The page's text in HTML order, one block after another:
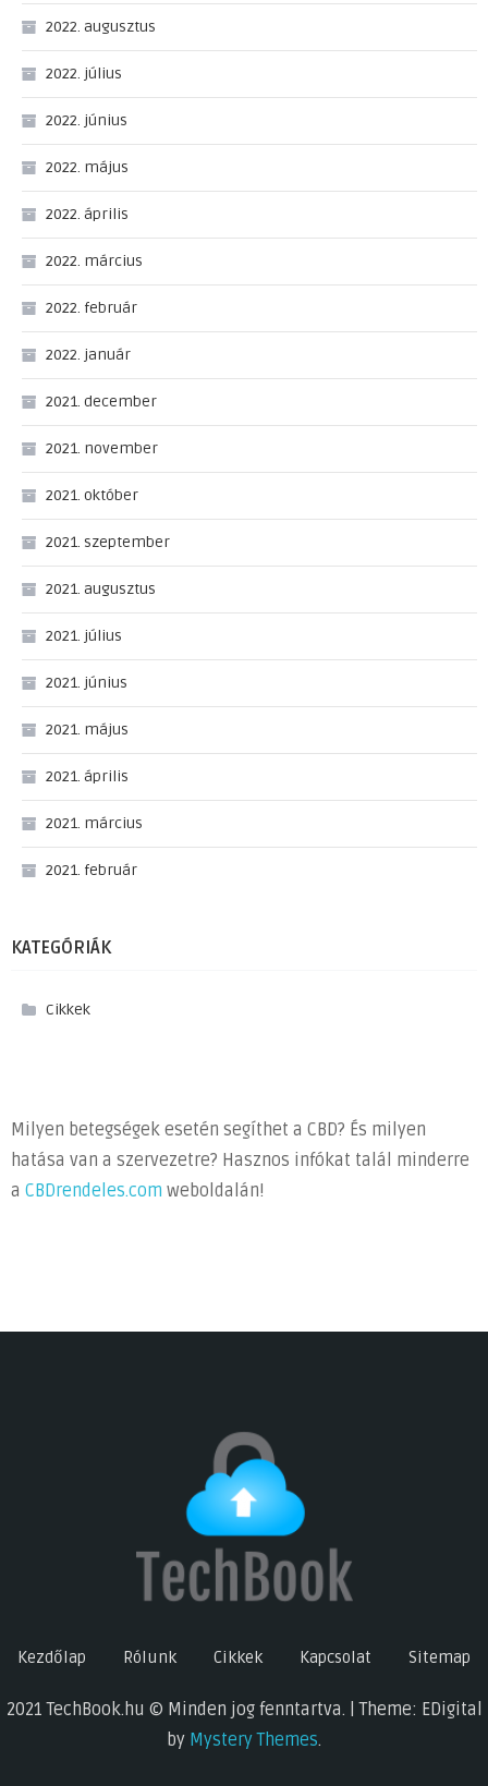
2022. augusztus
2022. július
2022. június
2022. május
2022. április
2022. március
2022. február
2022. január
2021. december
2021. november
2021. október
2021. szeptember
2021. augusztus
2021. július
2021. június
2021. május
2021. április
2021. március
2021. február
KATEGÓRIÁK
Cikkek
Milyen betegségek esetén segíthet a CBD? És milyen
hatása van a szervezetre? Hasznos infókat talál minderre
a CBDrendeles.com weboldalán!
Kezdőlap Rólunk Cikkek Kapcsolat Sitemap
2021 TechBook.hu © Minden jog fenntartva. | Theme: EDigital
by Mystery Themes.